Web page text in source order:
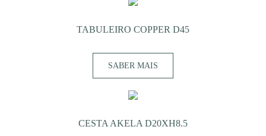
TABULEIRO COPPER D45
SABER MAIS
CESTA AKELA D20XH8.5